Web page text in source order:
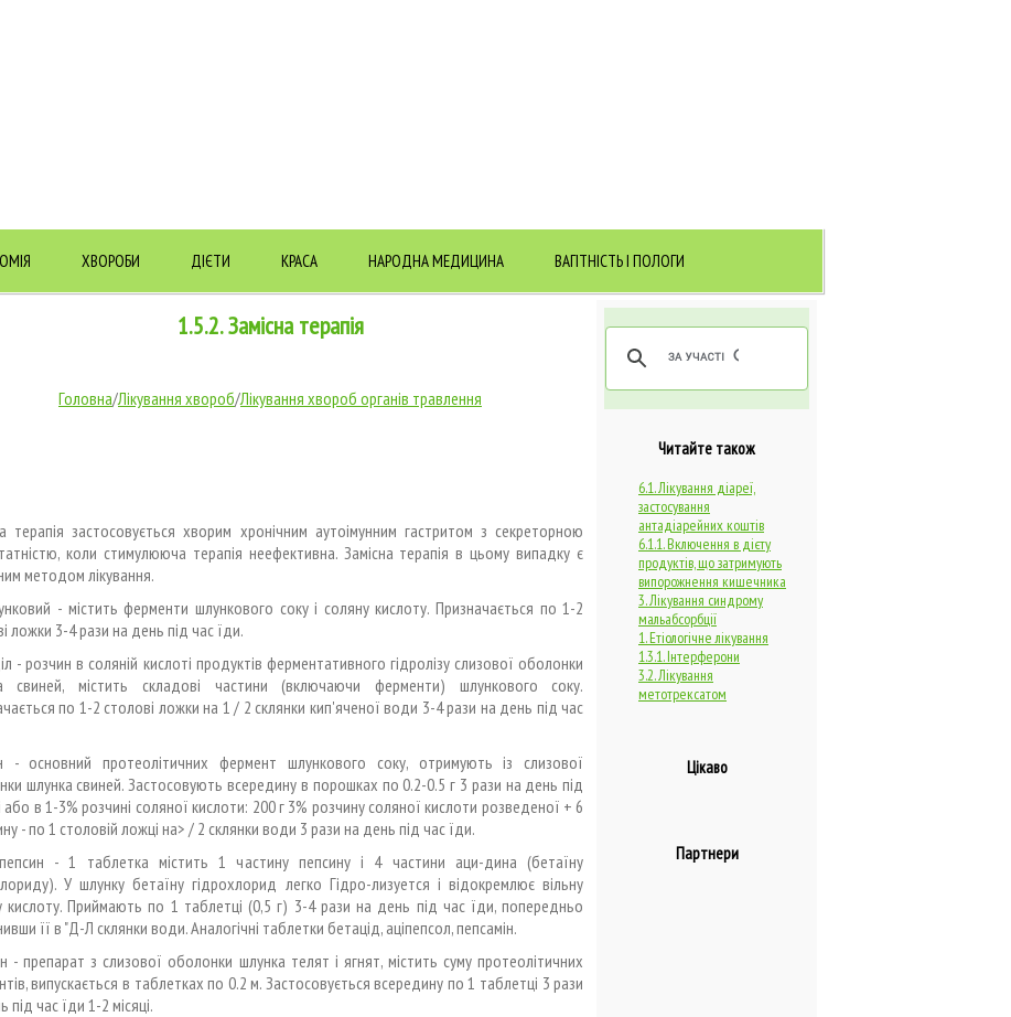
ХВОРОБИ ДІЄТИ КРАСА НАРОДНА МЕДИЦИНА ВАГІТНІСТЬ І ПОЛОГИ
1.5.2. Замісна терапія
Головна/Лікування хвороб/Лікування хвороб органів травлення
терапія застосовується хворим хронічним аутоімунним гастритом з секреторною
коли стимулююча терапія неефективна. Замісна терапія в цьому випадку є
методом лікування.
- містить ферменти шлункового соку і соляну кислоту. Призначається по 1-2
ложки 3-4 рази на день під час їди.
- розчин в соляній кислоті продуктів ферментативного гідролізу слизової оболонки
свиней, містить складові частини (включаючи ферменти) шлункового соку.
по 1-2 столові ложки на 1 / 2 склянки кип'яченої води 3-4 рази на день під час
- основний протеолітичних фермент шлункового соку, отримують із слизової
шлунка свиней. Застосовують всередину в порошках по 0.2-0.5 г 3 рази на день під
або в 1-3% розчині соляної кислоти: 200 г 3% розчину соляної кислоти розведеної + 6
- по 1 столовій ложці на> / 2 склянки води 3 рази на день під час їди.
пепсин - 1 таблетка містить 1 частину пепсину і 4 частини аци-дина (бетаїну
У шлунку бетаїну гідрохлорид легко Гідро-лизуется і відокремлює вільну
кислоту. Приймають по 1 таблетці (0,5 г) 3-4 рази на день під час їди, попередньо
її в "Д-Л склянки води. Аналогічні таблетки бетацід, аціпепсол, пепсамін.
- препарат з слизової оболонки шлунка телят і ягнят, містить суму протеолітичних
випускається в таблетках по 0.2 м. Застосовується всередину по 1 таблетці 3 рази
під час їди 1-2 місяці.
Читайте також
6.1. Лікування діареї,
застосування
антадіарейних коштів
6.1.1. Включення в дієту
продуктів, що затримують
випорожнення кишечника
3. Лікування синдрому
мальабсорбції
1. Етіологічне лікування
1.3.1. Інтерферони
3.2. Лікування
метотрексатом
Цікаво
Партнери